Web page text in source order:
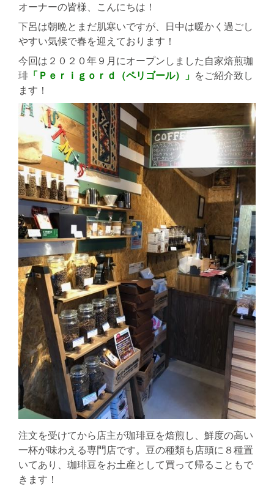
オーナーの皆様、こんにちは！
下呂は朝晩とまだ肌寒いですが、日中は暖かく過ごし
やすい気候で春を迎えております！
今回は２０２０年９月にオープンしました自家焙煎珈
琲 「Ｐｅｒｉｇｏｒｄ（ペリゴール）」 をご紹介致し
ます！
注文を受けてから店主が珈琲豆を焙煎し、鮮度の高い
一杯が味わえる専門店です。豆の種類も店頭に８種置
いてあり、珈琲豆をお土産として買って帰ることもで
きます！